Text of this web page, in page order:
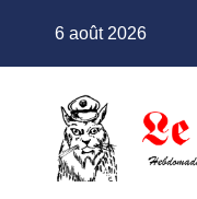
6 août 2026